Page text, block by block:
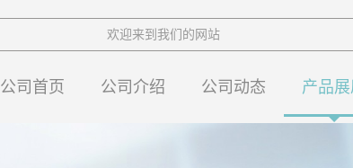
欢迎来到我们的网站
公司首页 公司介绍 公司动态 产品展